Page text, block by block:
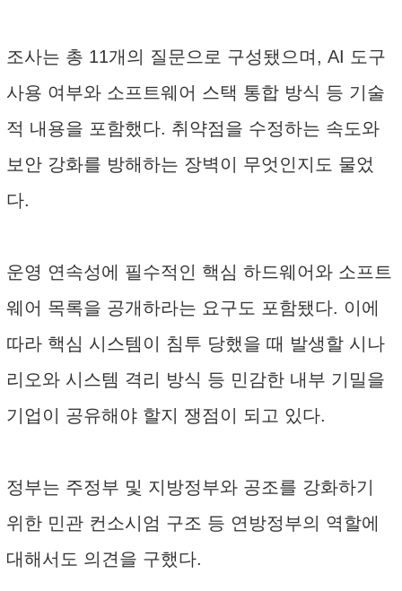
조사는 총 11개의 질문으로 구성됐으며, AI 도구
사용 여부와 소프트웨어 스택 통합 방식 등 기술
적 내용을 포함했다. 취약점을 수정하는 속도와
보안 강화를 방해하는 장벽이 무엇인지도 물었
다.
운영 연속성에 필수적인 핵심 하드웨어와 소프트
웨어 목록을 공개하라는 요구도 포함됐다. 이에
따라 핵심 시스템이 침투 당했을 때 발생할 시나
리오와 시스템 격리 방식 등 민감한 내부 기밀을
기업이 공유해야 할지 쟁점이 되고 있다.
정부는 주정부 및 지방정부와 공조를 강화하기
위한 민관 컨소시엄 구조 등 연방정부의 역할에
대해서도 의견을 구했다.